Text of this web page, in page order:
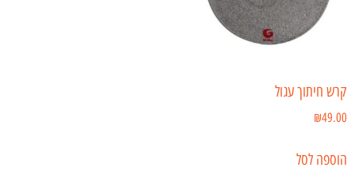
קרש חיתוך עגול
₪49.00
הוספה לסל